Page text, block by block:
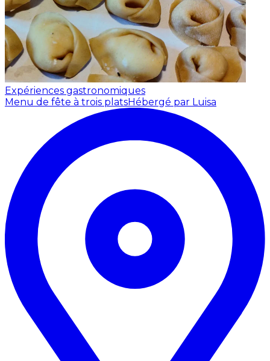
Expériences gastronomiques
Menu de fête à trois platsHébergé par Luisa